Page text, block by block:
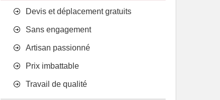
Devis et déplacement gratuits
Sans engagement
Artisan passionné
Prix imbattable
Travail de qualité